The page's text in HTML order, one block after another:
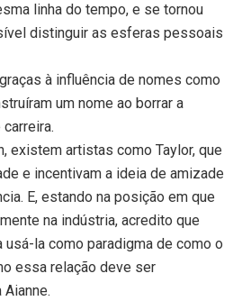
linha do tempo, e se tornou
distinguir as esferas pessoais
à influência de nomes como
um nome ao borrar a
existem artistas como Taylor, que
e incentivam a ideia de amizade
E, estando na posição em que
na indústria, acredito que
la como paradigma de como o
essa relação deve ser